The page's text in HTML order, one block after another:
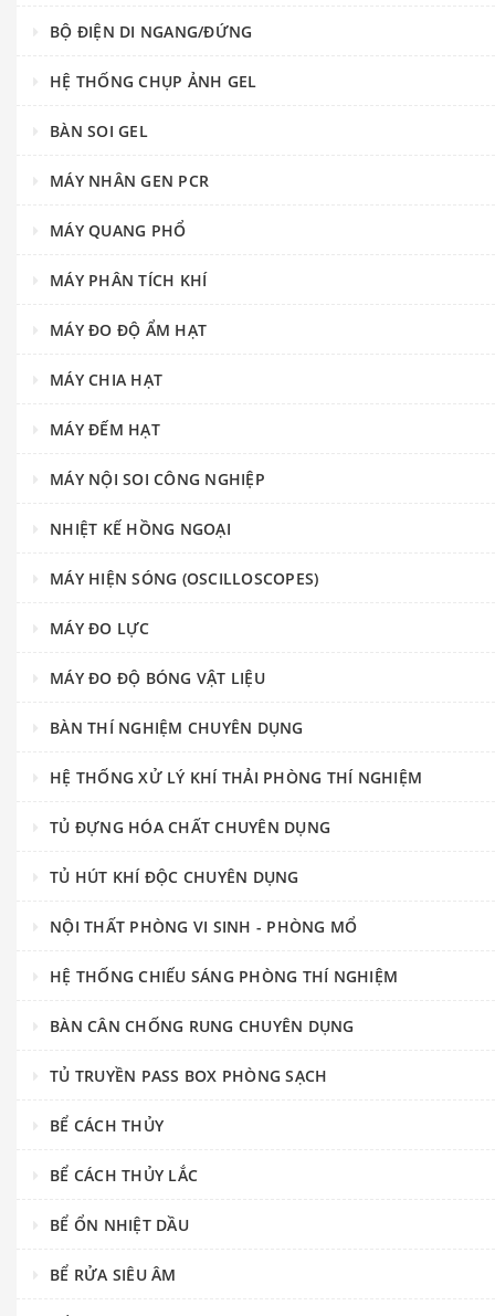
BỘ ĐIỆN DI NGANG/ĐỨNG
HỆ THỐNG CHỤP ẢNH GEL
BÀN SOI GEL
MÁY NHÂN GEN PCR
MÁY QUANG PHỔ
MÁY PHÂN TÍCH KHÍ
MÁY ĐO ĐỘ ẨM HẠT
MÁY CHIA HẠT
MÁY ĐẾM HẠT
MÁY NỘI SOI CÔNG NGHIỆP
NHIỆT KẾ HỒNG NGOẠI
MÁY HIỆN SÓNG (OSCILLOSCOPES)
MÁY ĐO LỰC
MÁY ĐO ĐỘ BÓNG VẬT LIỆU
BÀN THÍ NGHIỆM CHUYÊN DỤNG
HỆ THỐNG XỬ LÝ KHÍ THẢI PHÒNG THÍ NGHIỆM
TỦ ĐỰNG HÓA CHẤT CHUYÊN DỤNG
TỦ HÚT KHÍ ĐỘC CHUYÊN DỤNG
NỘI THẤT PHÒNG VI SINH - PHÒNG MỔ
HỆ THỐNG CHIẾU SÁNG PHÒNG THÍ NGHIỆM
BÀN CÂN CHỐNG RUNG CHUYÊN DỤNG
TỦ TRUYỀN PASS BOX PHÒNG SẠCH
BỂ CÁCH THỦY
BỂ CÁCH THỦY LẮC
BỂ ỔN NHIỆT DẦU
BỂ RỬA SIÊU ÂM